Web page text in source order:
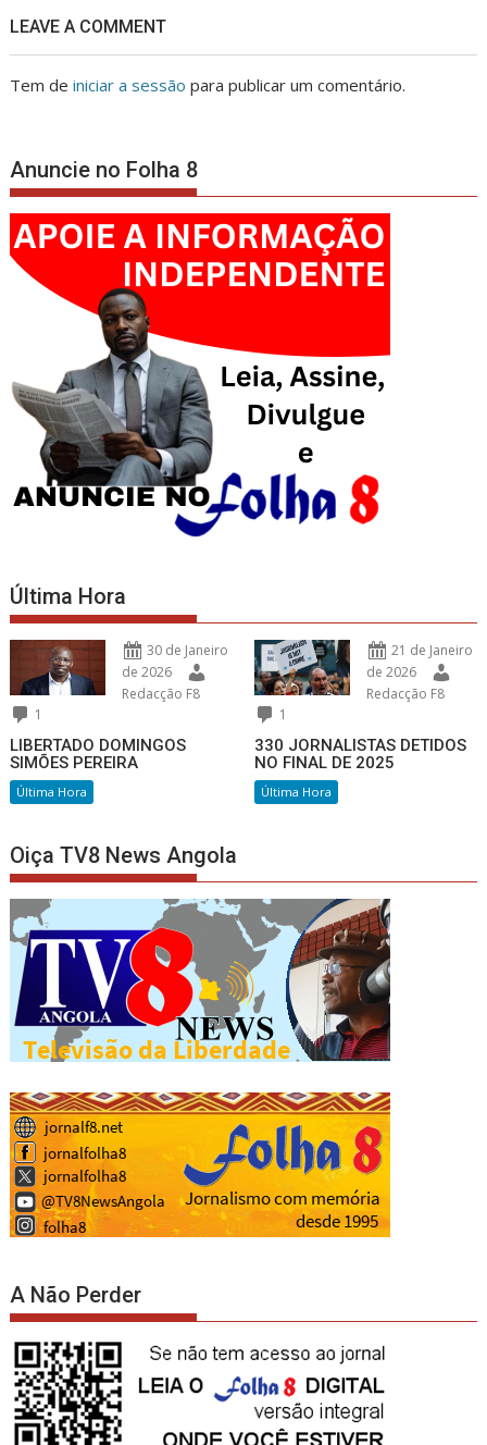
LEAVE A COMMENT
Tem deiniciar a sessão para publicar um comentário.
Anuncie no Folha 8
Última Hora
30 de Janeiro
de 2026
Redacção F8
1
LIBERTADO DOMINGOS
SIMÕES PEREIRA
Última Hora
21 de Janeiro
de 2026
Redacção F8
1
330 JORNALISTAS DETIDOS
NO FINAL DE 2025
Última Hora
Oiça TV8 News Angola
A Não Perder